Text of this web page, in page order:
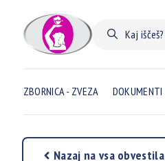
ZBORNICA - ZVEZA DOKUMENTI
Nazaj na vsa obvestila